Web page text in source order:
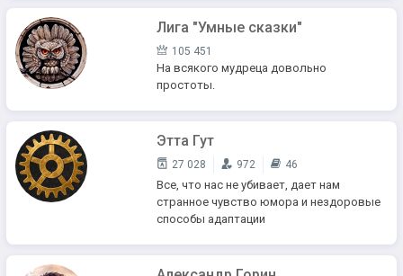
Лига "Умные сказки"
105 451
На всякого мудреца довольно
простоты.
Этта Гут
27 028 972 46
Все, что нас не убивает, дает нам
странное чувство юмора и нездоровые
способы адаптации